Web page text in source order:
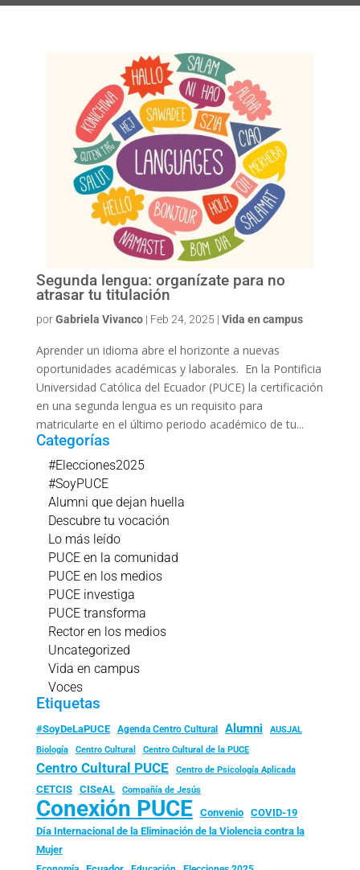
Segunda lengua: organízate para no
atrasar tu titulación
porGabriela Vivanco| Feb 24, 2025 | Vida en campus
Aprender un idioma abre el horizonte a nuevas
oportunidades académicas y laborales. En la Pontificia
Universidad Católica del Ecuador (PUCE) la certificación
en una segunda lengua es un requisito para
matricularte en el último periodo académico de tu...
Categorías
#Elecciones2025
#SoyPUCE
Alumni que dejan huella
Descubre tu vocación
Lo más leído
PUCE en la comunidad
PUCE en los medios
PUCE investiga
PUCE transforma
Rector en los medios
Uncategorized
Vida en campus
Voces
Etiquetas
#SoyDeLaPUCE Agenda Centro Cultural Alumni
AUSJAL
Biología
Centro Cultural Centro Cultural de la PUCE
Centro Cultural PUCE Centro de Psicología Aplicada
CETCIS CISeAL Compañía de Jesús
Conexión PUCE Convenio
COVID-19
Día Internacional de la Eliminación de la Violencia contra la
Mujer